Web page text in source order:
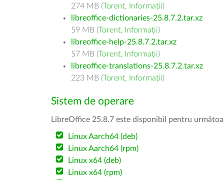
274 MB (Torent, Informații)
libreoffice-dictionaries-25.8.7.2.tar.xz
59 MB (Torent, Informații)
libreoffice-help-25.8.7.2.tar.xz
57 MB (Torent, Informații)
libreoffice-translations-25.8.7.2.tar.xz
223 MB (Torent, Informații)
Sistem de operare
LibreOffice 25.8.7 este disponibil pentru
Linux Aarch64 (deb)
Linux Aarch64 (rpm)
Linux x64 (deb)
Linux x64 (rpm)